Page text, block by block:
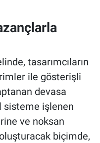
tasarımcıların
ile gösterişli
devasa
sisteme işlenen
ve noksan
biçimde,